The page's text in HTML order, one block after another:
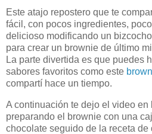
Este atajo repostero que te
fácil, con pocos ingredientes,
delicioso modificando un
para crear un brownie de último
La parte divertida es que puedes
sabores favoritos como este
compartí hace un tiempo.
A continuación te dejo el video en
preparando el brownie con una
chocolate seguido de la receta